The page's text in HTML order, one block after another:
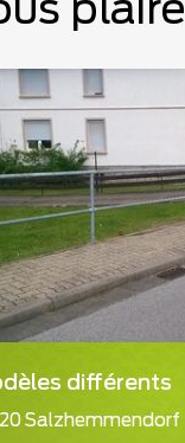
plaire
différents
Salzhemmendorf